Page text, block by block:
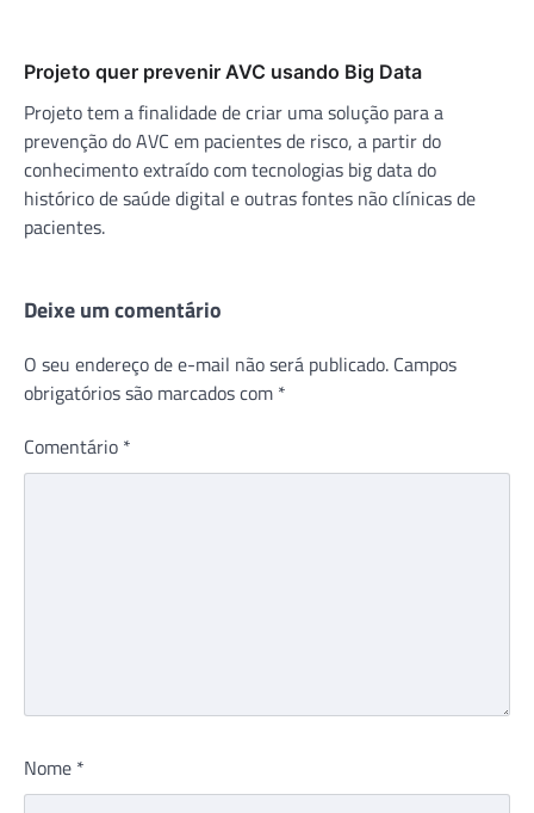
Projeto quer prevenir AVC usando Big Data
Projeto tem a finalidade de criar uma solução para a
prevenção do AVC em pacientes de risco, a partir do
conhecimento extraído com tecnologias big data do
histórico de saúde digital e outras fontes não clínicas de
pacientes.
Deixe um comentário
O seu endereço de e-mail não será publicado. Campos
obrigatórios são marcados com *
Comentário *
Nome *